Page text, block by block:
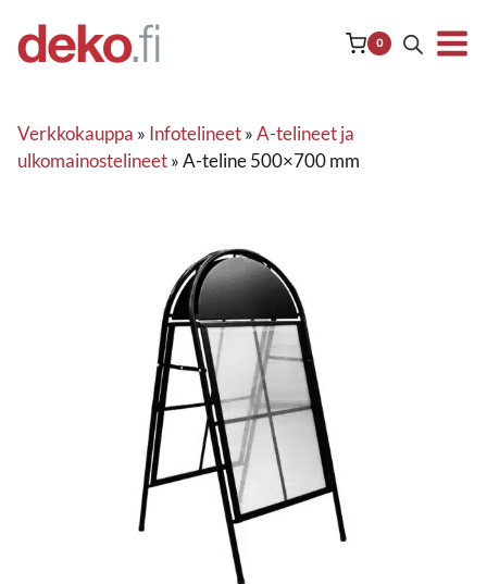
sisältöön
0
Verkkokauppa » Infotelineet»A-telineet ja
ulkomainostelineet»A-teline 500×700 mm